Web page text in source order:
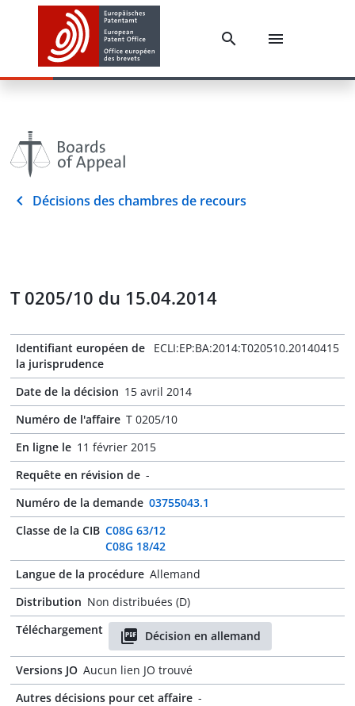
Décisions des chambres de recours
T 0205/10 du 15.04.2014
Identifiant européen de
la jurisprudence
ECLI:EP:BA:2014:T020510.20140415
Date de la décision 15 avril 2014
Numéro de l'affaire T 0205/10
En ligne le 11 février 2015
Requête en révision de -
Numéro de la demande 03755043.1
Classe de la CIB C08G 63/12
C08G 18/42
Langue de la procédure Allemand
Distribution Non distribuées (D)
Téléchargement
Décision en allemand
Versions JO Aucun lien JO trouvé
Autres décisions pour cet affaire -